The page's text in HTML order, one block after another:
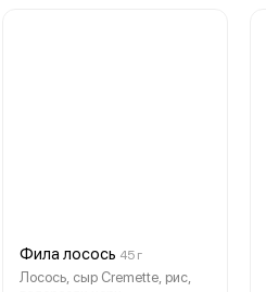
Фила лосось 45 г
Лосось, сыр Cremette, рис,